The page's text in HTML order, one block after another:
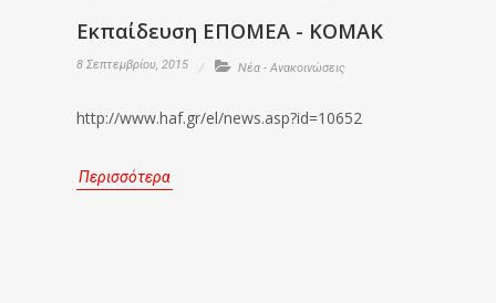
Εκπαίδευση ΕΠΟΜΕΑ - ΚΟΜΑΚ
8 Σεπτεμβρίου, 2015 Νέα - Ανακοινώσεις
http://www.haf.gr/el/news.asp?id=10652
Περισσότερα